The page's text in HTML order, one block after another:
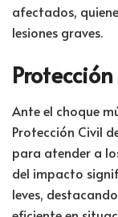
afectados,
lesiones graves.
Ante el choque
Protección Civil
para atender a
del impacto
leves,